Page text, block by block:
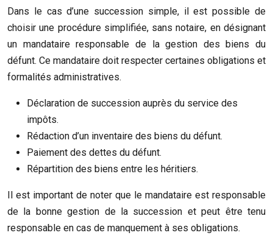
Dans le cas d’une succession simple, il est possible de
choisir une procédure simplifiée, sans notaire, en désignant
un mandataire responsable de la gestion des biens du
défunt. Ce mandataire doit respecter certaines obligations et
formalités administratives.
Déclaration de succession auprès du service des
impôts.
Rédaction d’un inventaire des biens du défunt.
Paiement des dettes du défunt.
Répartition des biens entre les héritiers.
Il est important de noter que le mandataire est responsable
de la bonne gestion de la succession et peut être tenu
responsable en cas de manquement à ses obligations.